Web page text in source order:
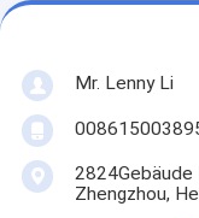
Mr. Lenny Li
2824Gebäude
Zhengzhou,